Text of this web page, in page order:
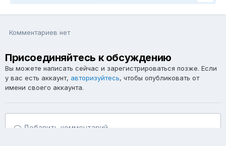
Комментариев нет
Присоединяйтесь к обсуждению
Вы можете написать сейчас и зарегистрироваться позже. Если
у вас есть аккаунт, авторизуйтесь, чтобы опубликовать от
имени своего аккаунта.
Добавить комментарий...